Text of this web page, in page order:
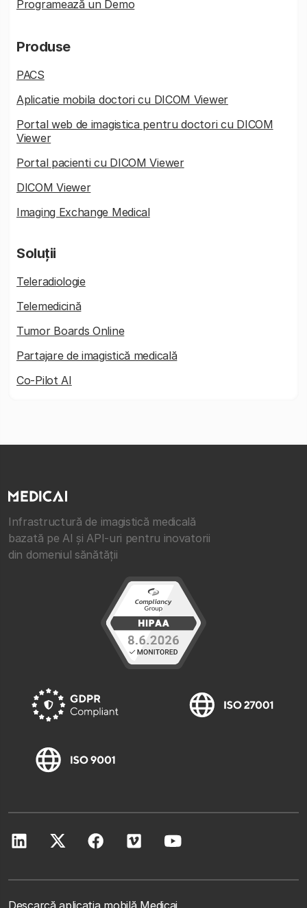
Programează un Demo
Produse
PACS
Aplicatie mobila doctori cu DICOM Viewer
Portal web de imagistica pentru doctori cu DICOM
Viewer
Portal pacienti cu DICOM Viewer
DICOM Viewer
Imaging Exchange Medical
Soluții
Teleradiologie
Telemedicină
Tumor Boards Online
Partajare de imagistică medicală
Co-Pilot AI
Infrastructură de imagistică medicală
bazată pe AI și API-uri pentru inovatorii
din domeniul sănătății